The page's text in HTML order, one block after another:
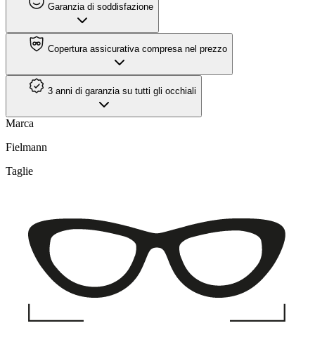
Garanzia di soddisfazione
Copertura assicurativa compresa nel prezzo
3 anni di garanzia su tutti gli occhiali
Marca
Fielmann
Taglie